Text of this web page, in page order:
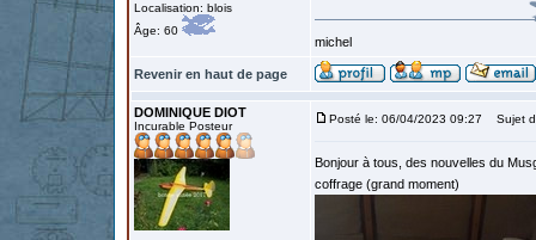
Localisation: blois
Âge: 60
michel
Revenir en haut de page
DOMINIQUE DIOT
Incurable Posteur
Posté le: 06/04/2023 09:27 Sujet
Bonjour à tous, des nouvelles du
coffrage (grand moment)